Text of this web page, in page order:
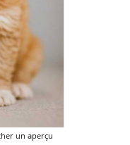
un aperçu